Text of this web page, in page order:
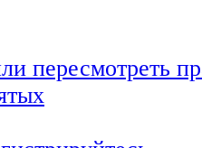
пересмотреть